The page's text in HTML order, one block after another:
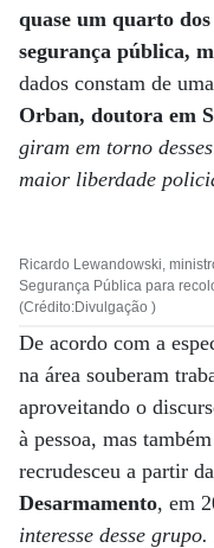
quase um quarto
segurança pública,
dados constam de
Orban, doutora em
giram em torno
maior liberdade
Ricardo Lewandowski,
Segurança Pública para
(Crédito:Divulgação )
De acordo com a
na área souberam
aproveitando o
à pessoa, mas
recrudesceu a partir
Desarmamento, em
interesse desse